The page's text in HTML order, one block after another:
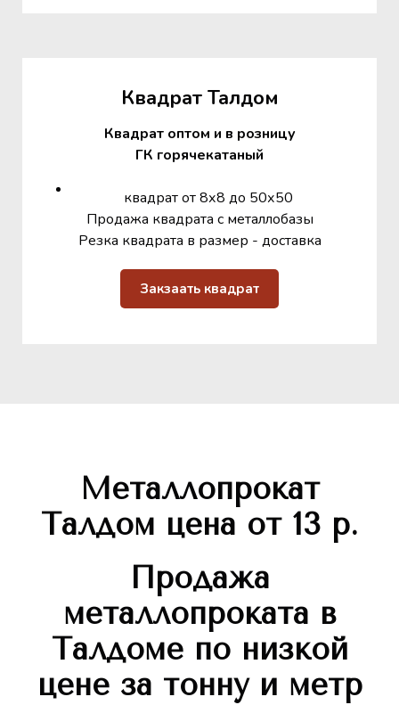
Квадрат Талдом
Квадрат оптом и в розницу
ГК горячекатаный
квадрат от 8х8 до 50х50
Продажа квадрата с металлобазы
Резка квадрата в размер - доставка
Закзаать квадрат
Металлопрокат
Талдом цена от 13 р.
Продажа
металлопроката в
Талдоме по низкой
цене за тонну и метр